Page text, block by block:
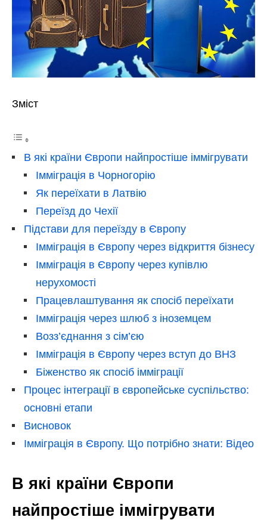
Зміст
В які країни Європи найпростіше іммігрувати
Імміграція в Чорногорію
Як переїхати в Латвію
Переїзд до Чехії
Підстави для переїзду в Європу
Імміграція в Європу через відкриття бізнесу
Імміграція в Європу через купівлю
нерухомості
Працевлаштування як спосіб переїхати
Імміграція через шлюб з іноземцем
Возз’єднання з сім’єю
Імміграція в Європу через вступ до ВНЗ
Біженство як спосіб імміграції
Процес інтеграції в європейське суспільство:
основні етапи
Висновок
Імміграція в Європу. Що потрібно знати: Відео
В які країни Європи
найпростіше іммігрувати